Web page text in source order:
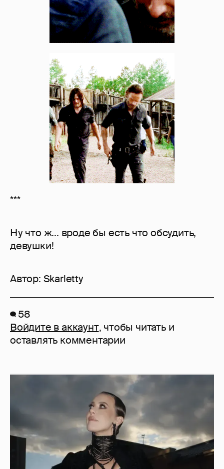
***
Ну что ж... вроде бы есть что обсудить,
девушки!
Автор: Skarletty
58
Войдите в аккаунт, чтобы читать и
оставлять комментарии